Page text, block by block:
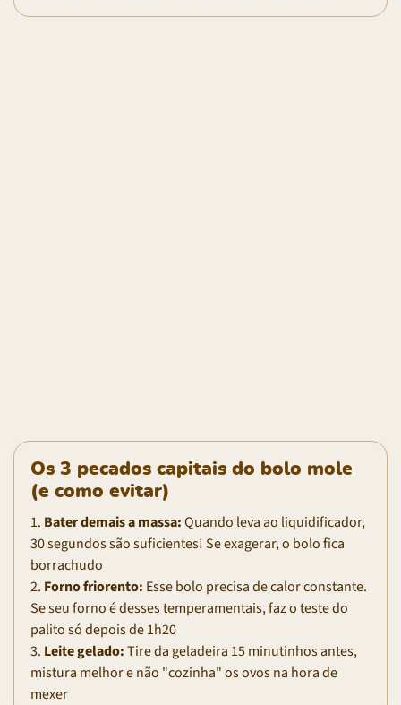
Os 3 pecados capitais do bolo mole
(e como evitar)
1. Bater demais a massa:Quando leva ao liquidificador,
30 segundos são suficientes! Se exagerar, o bolo fica
borrachudo
2. Forno friorento: Esse bolo precisa de calor constante.
Se seu forno é desses temperamentais, faz o teste do
palito só depois de 1h20
3. Leite gelado:Tire da geladeira 15 minutinhos antes,
mistura melhor e não "cozinha" os ovos na hora de
mexer